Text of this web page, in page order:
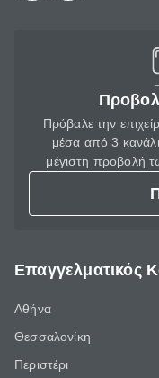
Πρόβαλε την
μέσα από 3
μέγιστη προβολή
Επαγγελματικός
Αθήνα
Θεσσαλονίκη
Περιστέρι